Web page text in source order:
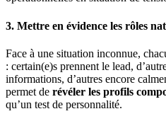
3. Mettre en évidence les rôles
Face à une situation inconnue,
: certain(e)s prennent le lead,
informations, d’autres encore
permet de révéler les profils
qu’un test de personnalité.